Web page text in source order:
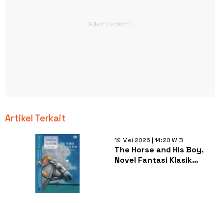
Artikel Terkait
19 Mei 2026 | 14:20 WIB
The Horse and His Boy,
Novel Fantasi Klasik